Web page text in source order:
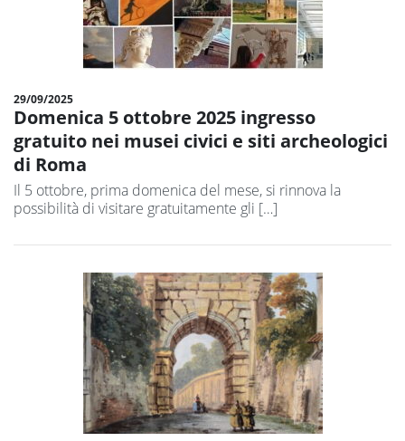
29/09/2025
Domenica 5 ottobre 2025 ingresso
gratuito nei musei civici e siti archeologici
di Roma
Il 5 ottobre, prima domenica del mese, si rinnova la
possibilità di visitare gratuitamente gli […]